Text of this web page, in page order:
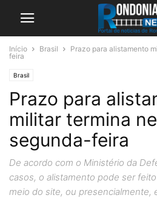
Início Brasil
Prazo para alistamento
feira
Brasil
Prazo para
militar termina
segunda-feira
De acordo com o Ministério da
casos, o alistamento pode ser
meio do site, ou presencialmente,